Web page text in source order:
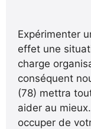
Expérimenter
effet une
charge
conséquent
(78) mettra
aider au
occuper de